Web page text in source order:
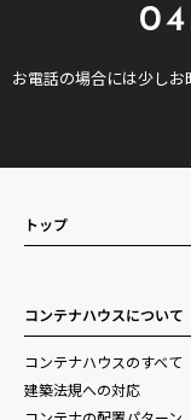
お電話の場合には少し
トップ
コンテナハウスについて
コンテナハウスのすべて
建築法規への対応